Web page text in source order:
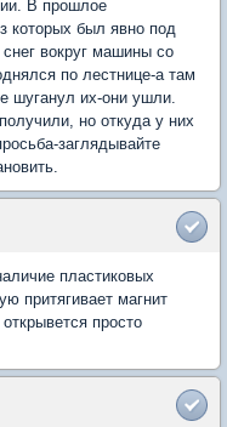
В прошлое
которых был явно под
вокруг машины со
по лестнице-а там
шуганул их-они ушли.
но откуда у них
заглядывайте
пластиковых
притягивает магнит
просто